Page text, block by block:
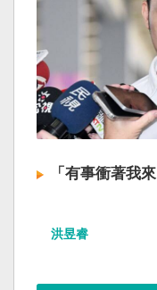
「有事衝著我
洪昱睿